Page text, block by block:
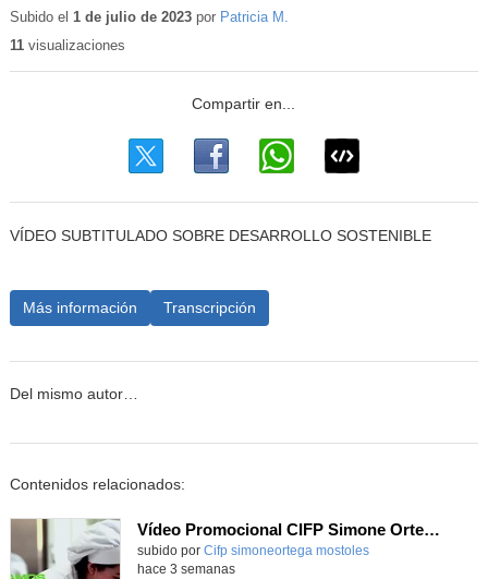
Subido el 1 de julio de 2023por Patricia M.
11visualizaciones
VÍDEO SUBTITULADO SOBRE DESARROLLO SOSTENIBLE
Más información Transcripción
Del mismo autor…
Contenidos relacionados:
Vídeo Promocional CIFP Simone Ortega
Contenido educativo.
subido por Cifp simoneortega mostoles-
hace 3 semanas